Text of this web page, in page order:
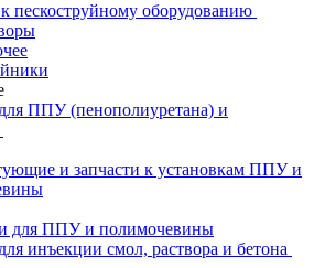
пескоструйному оборудованию
ППУ (пенополиуретана) и
и запчасти к установкам ППУ и
для ППУ и полимочевины
инъекции смол, раствора и бетона